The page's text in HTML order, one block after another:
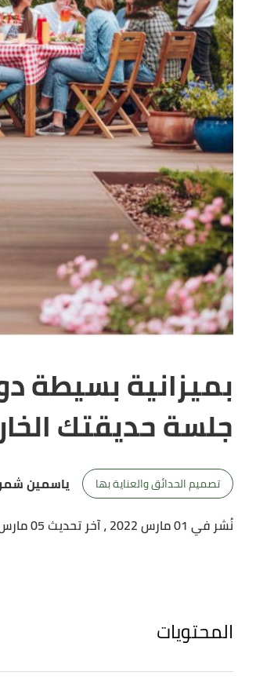
بميزانية بسيطة
جلسة حديقتك
تصميم الحدائق والعناية بها
ياسمين
نُشر في 01 مارس 2022
، آخر تحديث 05 مارس 2023
المحتويات